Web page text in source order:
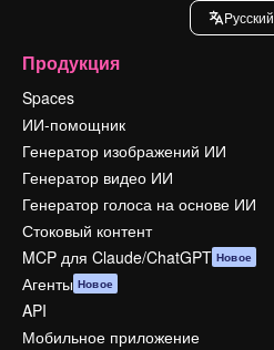
Pусский
Продукция
Spaces
ИИ-помощник
Генератор изображений ИИ
Генератор видео ИИ
Генератор голоса на основе ИИ
Стоковый контент
MCP для Claude/ChatGPT Новое
Агенты Новое
API
Мобильное приложение